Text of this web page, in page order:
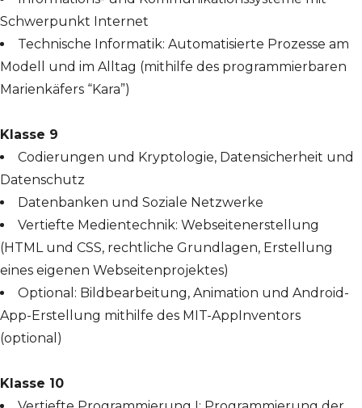
Schwerpunkt Internet
Technische Informatik: Automatisierte Prozesse am
Modell und im Alltag (mithilfe des programmierbaren
Marienkäfers “Kara”)
Klasse 9
Codierungen und Kryptologie, Datensicherheit und
Datenschutz
Datenbanken und Soziale Netzwerke
Vertiefte Medientechnik: Webseitenerstellung
(HTML und CSS, rechtliche Grundlagen, Erstellung
eines eigenen Webseitenprojektes)
Optional: Bildbearbeitung, Animation und Android-
App-Erstellung mithilfe des MIT-AppInventors
(optional)
Klasse 10